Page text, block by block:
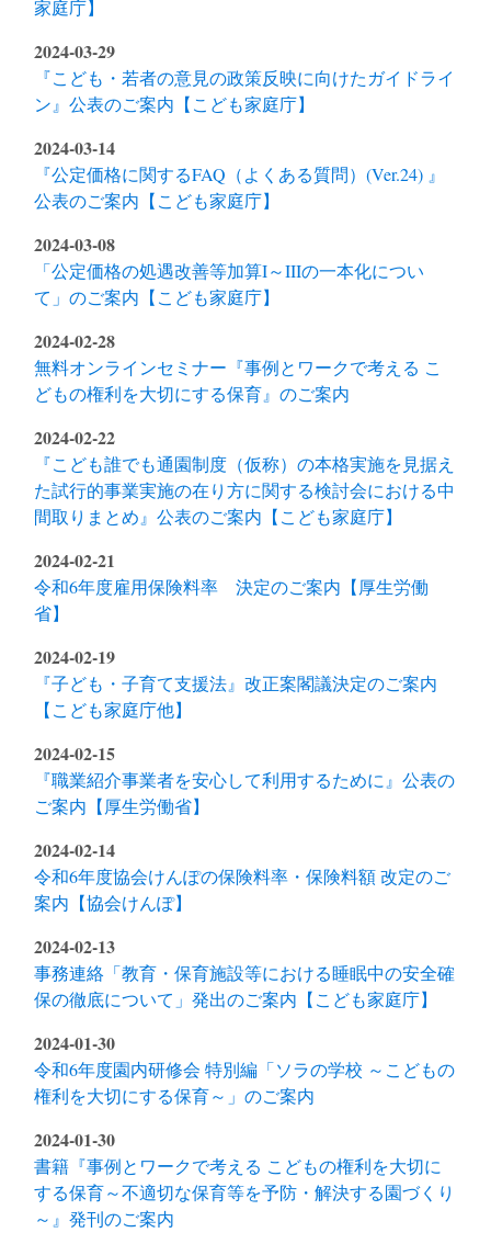
家庭庁】
2024-03-29
『こども・若者の意見の政策反映に向けたガイドライ
ン』公表のご案内【こども家庭庁】
2024-03-14
『公定価格に関するFAQ（よくある質問）(Ver.24) 』
公表のご案内【こども家庭庁】
2024-03-08
「公定価格の処遇改善等加算I～IIIの一本化につい
て」のご案内【こども家庭庁】
2024-02-28
無料オンラインセミナー『事例とワークで考える こ
どもの権利を大切にする保育』のご案内
2024-02-22
『こども誰でも通園制度（仮称）の本格実施を見据え
た試行的事業実施の在り方に関する検討会における中
間取りまとめ』公表のご案内【こども家庭庁】
2024-02-21
令和6年度雇用保険料率 決定のご案内【厚生労働
省】
2024-02-19
『子ども・子育て支援法』改正案閣議決定のご案内
【こども家庭庁他】
2024-02-15
『職業紹介事業者を安心して利用するために』公表の
ご案内【厚生労働省】
2024-02-14
令和6年度協会けんぽの保険料率・保険料額 改定のご
案内【協会けんぽ】
2024-02-13
事務連絡「教育・保育施設等における睡眠中の安全確
保の徹底について」発出のご案内【こども家庭庁】
2024-01-30
令和6年度園内研修会 特別編「ソラの学校 ～こどもの
権利を大切にする保育～」のご案内
2024-01-30
書籍『事例とワークで考える こどもの権利を大切に
する保育～不適切な保育等を予防・解決する園づくり
～』発刊のご案内